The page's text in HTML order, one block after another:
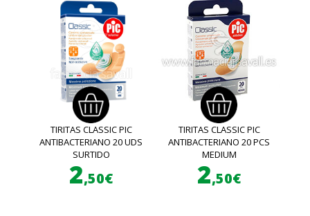
TIRITAS CLASSIC PIC
ANTIBACTERIANO 20 UDS
SURTIDO
2,50€
TIRITAS CLASSIC PIC
ANTIBACTERIANO 20 PCS
MEDIUM
2,50€